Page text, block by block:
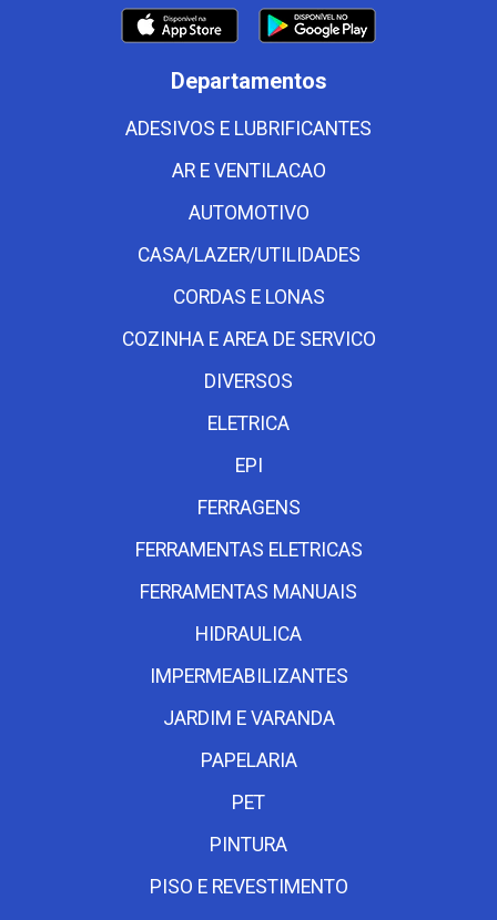
Departamentos
ADESIVOS E LUBRIFICANTES
AR E VENTILACAO
AUTOMOTIVO
CASA/LAZER/UTILIDADES
CORDAS E LONAS
COZINHA E AREA DE SERVICO
DIVERSOS
ELETRICA
EPI
FERRAGENS
FERRAMENTAS ELETRICAS
FERRAMENTAS MANUAIS
HIDRAULICA
IMPERMEABILIZANTES
JARDIM E VARANDA
PAPELARIA
PET
PINTURA
PISO E REVESTIMENTO